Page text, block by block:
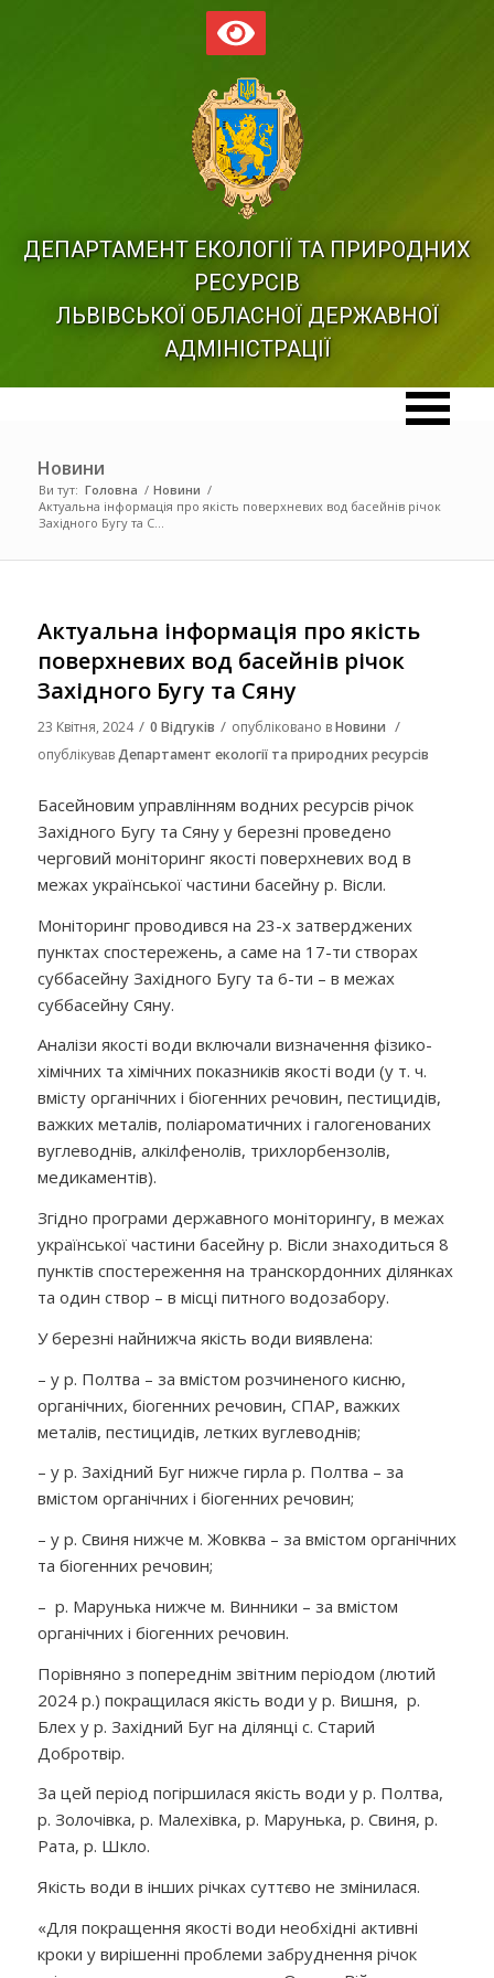
ДЕПАРТАМЕНТ ЕКОЛОГІЇ ТА ПРИРОДНИХ
РЕСУРСІВ
ЛЬВІВСЬКОЇ ОБЛАСНОЇ ДЕРЖАВНОЇ
АДМІНІСТРАЦІЇ
Новини
Ви тут: Головна / Новини /
Актуальна інформація про якість поверхневих вод басейнів річок
Західного Бугу та С...
Актуальна інформація про якість
поверхневих вод басейнів річок
Західного Бугу та Сяну
23 Квітня, 2024 / 0 Відгуків / опубліковано вНовини /
опублікувавДепартамент екології та природних ресурсів
Басейновим управлінням водних ресурсів річок
Західного Бугу та Сяну у березні проведено
черговий моніторинг якості поверхневих вод в
межах української частини басейну р. Вісли.
Моніторинг проводився на 23-х затверджених
пунктах спостережень, а саме на 17-ти створах
суббасейну Західного Бугу та 6-ти – в межах
суббасейну Сяну.
Аналізи якості води включали визначення фізико-
хімічних та хімічних показників якості води (у т. ч.
вмісту органічних і біогенних речовин, пестицидів,
важких металів, поліароматичних і галогенованих
вуглеводнів, алкілфенолів, трихлорбензолів,
медикаментів).
Згідно програми державного моніторингу, в межах
української частини басейну р. Вісли знаходиться 8
пунктів спостереження на транскордонних ділянках
та один створ – в місці питного водозабору.
У березні найнижча якість води виявлена:
– у р. Полтва – за вмістом розчиненого кисню,
органічних, біогенних речовин, СПАР, важких
металів, пестицидів, летких вуглеводнів;
– у р. Західний Буг нижче гирла р. Полтва – за
вмістом органічних і біогенних речовин;
– у р. Свиня нижче м. Жовква – за вмістом органічних
та біогенних речовин;
– р. Марунька нижче м. Винники – за вмістом
органічних і біогенних речовин.
Порівняно з попереднім звітним періодом (лютий
2024 р.) покращилася якість води у р. Вишня, р.
Блех у р. Західний Буг на ділянці с. Старий
Добротвір.
За цей період погіршилася якість води у р. Полтва,
р. Золочівка, р. Малехівка, р. Марунька, р. Свиня, р.
Рата, р. Шкло.
Якість води в інших річках суттєво не змінилася.
«Для покращення якості води необхідні активні
кроки у вирішенні проблеми забруднення річок